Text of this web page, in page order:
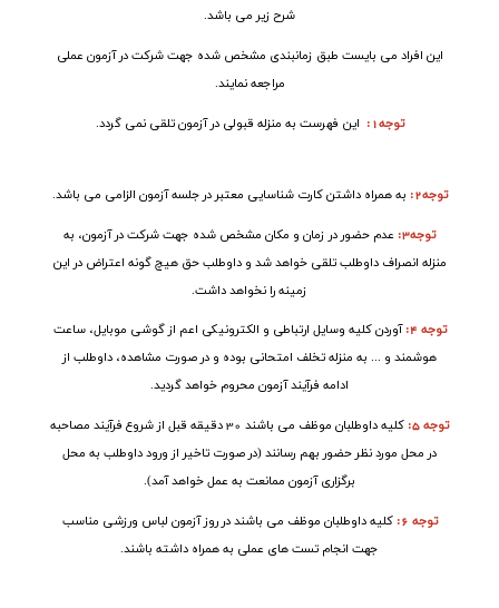
شرح زیر می باشد.
این افراد می بایست طبق زمانبندی مشخص شده جهت شرکت در آزمون عملی
مراجعه نمایند.
توجه1 : این فهرست به منزله قبولی در آزمون تلقی نمی گردد.
توجه2 : به همراه داشتن کارت شناسایی معتبر در جلسه آزمون الزامی می باشد.
توجه3 : عدم حضور در زمان و مکان مشخص شده جهت شرکت در آزمون، به
منزله انصراف داوطلب تلقی خواهد شد و داوطلب حق هیچ گونه اعتراض در این
زمینه را نخواهد داشت.
توجه 4:
آوردن کلیه وسایل ارتباطی و الکترونیکی اعم از گوشی موبایل، ساعت
هوشمند و ... به منزله تخلف امتحانی بوده و در صورت مشاهده، داوطلب از
ادامه فرآیند آزمون محروم خواهد گردید.
توجه 5:
کلیه داوطلبان موظف می باشند 30 دقیقه قبل از شروع فرآیند مصاحبه
در محل مورد نظر حضور بهم رسانند (در صورت تاخیر از ورود داوطلب به محل
برگزاری آزمون ممانعت به عمل خواهد آمد).
توجه 6:
کلیه داوطلبان موظف می باشند در روز آزمون لباس ورزشی مناسب
جهت انجام تست های عملی به همراه داشته باشند.